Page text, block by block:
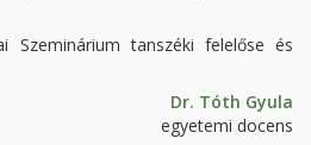
Szeminárium tanszéki felelőse és
Dr. Tóth Gyula
egyetemi docens